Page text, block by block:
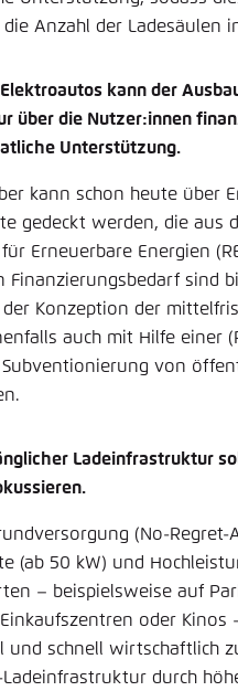
Anzahl der Ladesäulen
kann der
über die Nutzer:innen
Unterstützung.
kann schon heute über
gedeckt werden, die aus
Erneuerbare Energien
Finanzierungsbedarf sind
Konzeption der
auch mit Hilfe einer
von
Ladeinfrastruktur
(No-Regret-
(ab 50 kW) und
– beispielsweise auf
oder Kinos
schnell wirtschaftlich
Ladeinfrastruktur durch